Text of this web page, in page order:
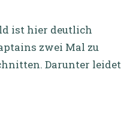
ist hier deutlich
zwei Mal zu
Darunter leidet